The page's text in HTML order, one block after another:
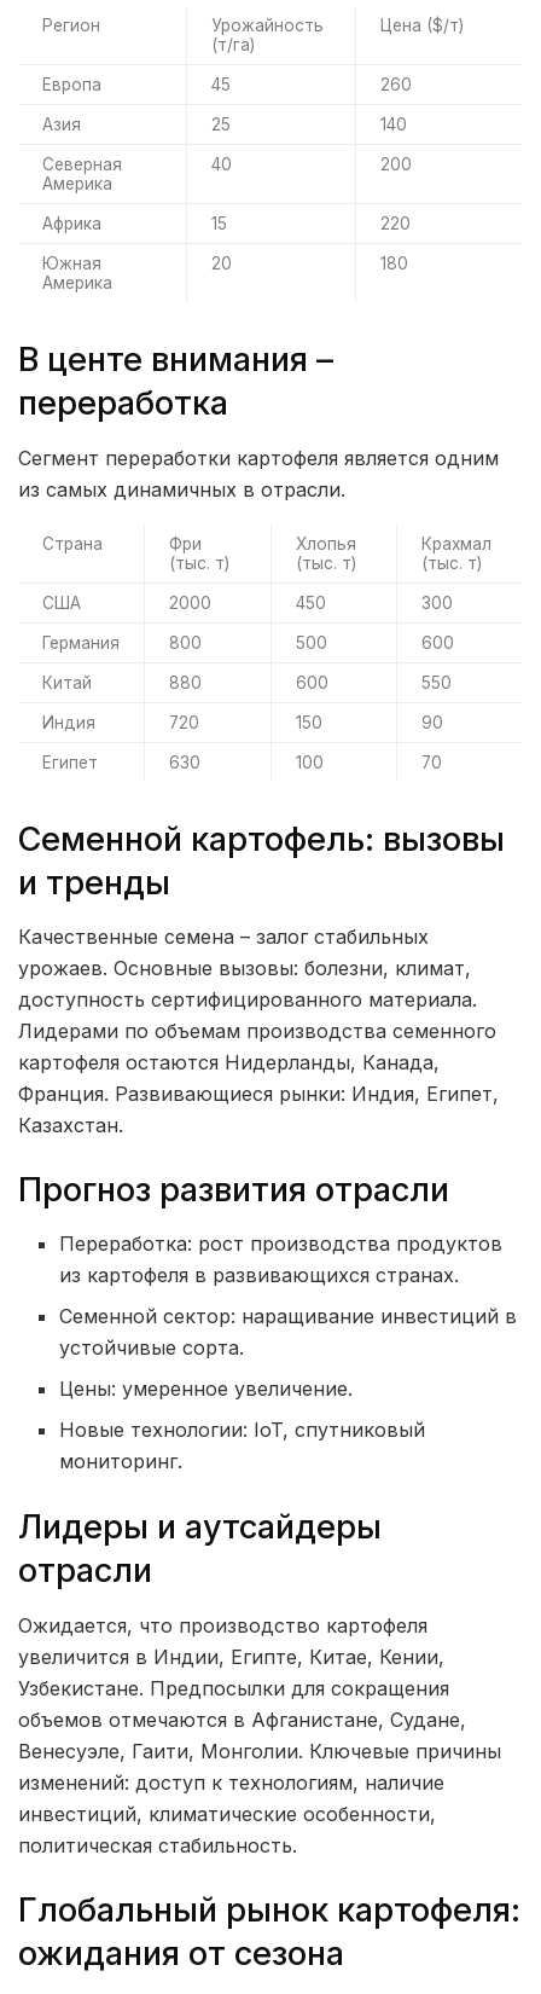
Регион
Урожайность
(т/га)
Цена ($/т)
Европа 45 260
Азия 25 140
Северная
Америка
40 200
Африка 15 220
Южная
Америка
20 180
В центе внимания –
переработка
Сегмент переработки картофеля является одним
из самых динамичных в отрасли.
Страна
Фри
(тыс. т)
Хлопья
(тыс. т)
Крахмал
(тыс. т)
США 2000 450 300
Германия 800 500 600
Китай 880 600 550
Индия 720 150 90
Египет 630 100 70
Семенной картофель: вызовы
и тренды
Качественные семена – залог стабильных
урожаев. Основные вызовы: болезни, климат,
доступность сертифицированного материала.
Лидерами по объемам производства семенного
картофеля остаются Нидерланды, Канада,
Франция. Развивающиеся рынки: Индия, Египет,
Казахстан.
Прогноз развития отрасли
Переработка: рост производства продуктов
из картофеля в развивающихся странах.
Семенной сектор: наращивание инвестиций в
устойчивые сорта.
Цены: умеренное увеличение.
Новые технологии: IoT, спутниковый
мониторинг.
Лидеры и аутсайдеры
отрасли
Ожидается, что производство картофеля
увеличится в Индии, Египте, Китае, Кении,
Узбекистане. Предпосылки для сокращения
объемов отмечаются в Афганистане, Судане,
Венесуэле, Гаити, Монголии. Ключевые причины
изменений: доступ к технологиям, наличие
инвестиций, климатические особенности,
политическая стабильность.
Глобальный рынок картофеля:
ожидания от сезона